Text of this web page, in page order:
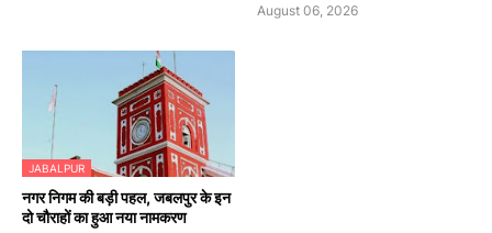
August 06, 2026
JABALPUR
नगर निगम की बड़ी पहल, जबलपुर के इन
दो चौराहों का हुआ नया नामकरण